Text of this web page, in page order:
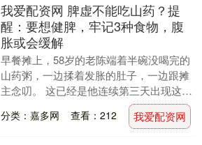
我爱配资网 脾虚不能吃山药？提
醒：要想健脾，牢记3种食物，腹
胀或会缓解
早餐摊上，58岁的老陈端着半碗没喝完的
山药粥，一边揉着发胀的肚子，一边跟摊
主念叨。 这已经是他连续第三天出现这种
情况了，本想着靠山药粥调理脾虚，没想
到反而添了堵....
分类：嘉多网 查看：212 我爱配资网